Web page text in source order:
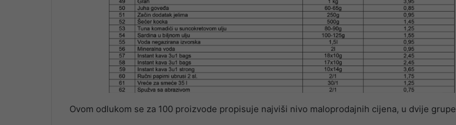
Ovom odlukom se za 100 proizvode propisuje najviši nivo maloprodajnih cijena, u dvije grupe